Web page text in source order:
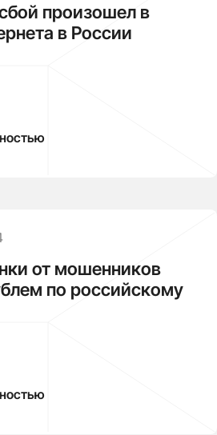
произошел в
в России
от мошенников
по российскому